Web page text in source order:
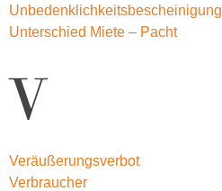
Unbedenklichkeitsbescheinigung
Unterschied Miete – Pacht
V
Veräußerungsverbot
Verbraucher